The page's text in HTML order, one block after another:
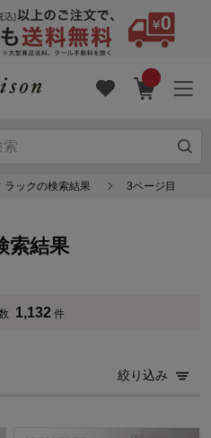
ラックの検索結果 3ページ目
索結果
1,132 件
絞り込み